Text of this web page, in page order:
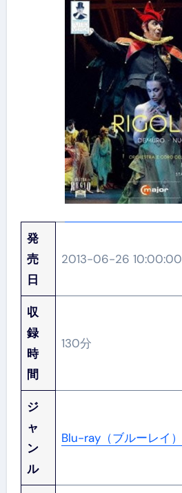
発
売
日
2013-06-26 10:00:00
収
録
時
間
130分
ジ
ャ
ン
ル
Blu-ray（ブルーレイ）